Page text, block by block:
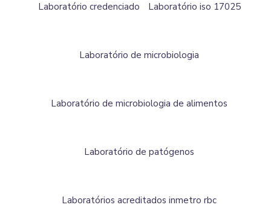
Laboratório credenciado Laboratório iso 17025
Laboratório de microbiologia
Laboratório de microbiologia de alimentos
Laboratório de patógenos
Laboratórios acreditados inmetro rbc